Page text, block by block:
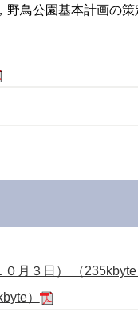
鳥公園基本計画の
月３日） （
）